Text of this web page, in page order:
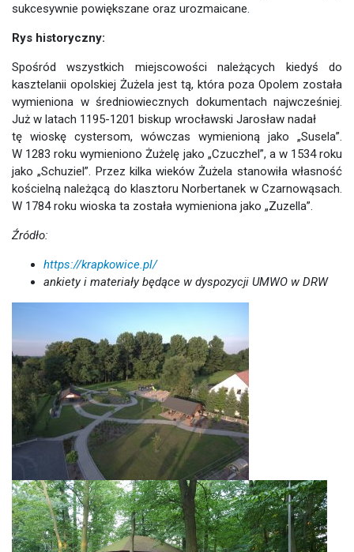
sukcesywnie powiększane oraz urozmaicane.
Rys historyczny:
Spośród wszystkich miejscowości należących kiedyś do
kasztelanii opolskiej Żużela jest tą, która poza Opolem została
wymieniona w średniowiecznych dokumentach najwcześniej.
Już w latach 1195-1201 biskup wrocławski Jarosław nadał
tę wioskę cystersom, wówczas wymienioną jako „Susela”.
W 1283 roku wymieniono Żużelę jako „Czuczhel”, a w 1534 roku
jako „Schuziel”. Przez kilka wieków Żużela stanowiła własność
kościelną należącą do klasztoru Norbertanek w Czarnowąsach.
W 1784 roku wioska ta została wymieniona jako „Zuzella”.
Źródło:
https://krapkowice.pl/
ankiety i materiały będące w dyspozycji UMWO w DRW